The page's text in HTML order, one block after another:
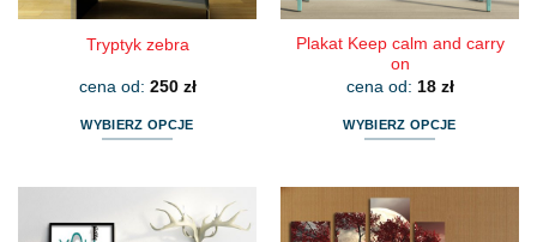
Tryptyk zebra
cena od: 250 zł
WYBIERZ OPCJE
wiele
Plakat Keep calm and carry
on
cena od: 18 zł
WYBIERZ OPCJE
ma
wiele